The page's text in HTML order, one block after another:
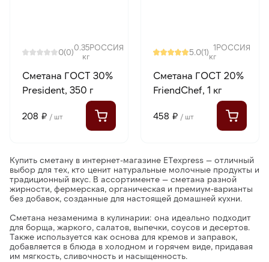
0(0)0.35
кг
РОССИЯ
Сметана ГОСТ 30%
President, 350 г
208 ₽ / шт
5.0(1) 1
кг
РОССИЯ
Сметана ГОСТ 20%
FriendChef, 1 кг
458 ₽ / шт
Купить сметану в интернет-магазине ETexpress — отличный
выбор для тех, кто ценит натуральные молочные продукты и
традиционный вкус. В ассортименте — сметана разной
жирности, фермерская, органическая и премиум-варианты
без добавок, созданные для настоящей домашней кухни.
Сметана незаменима в кулинарии: она идеально подходит
для борща, жаркого, салатов, выпечки, соусов и десертов.
Также используется как основа для кремов и заправок,
добавляется в блюда в холодном и горячем виде, придавая
им мягкость, сливочность и насыщенность.